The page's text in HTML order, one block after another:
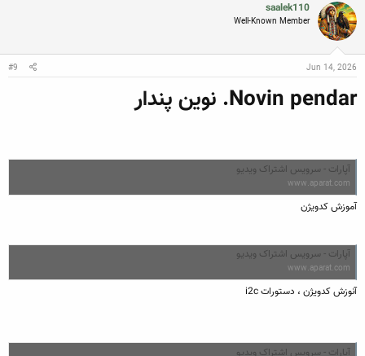
saalek110
Well-Known Member
Jun 14, 2026
#9
Novin pendar. نوین پندار
آپارات - سرویس اشتراک ویدیو
www.aparat.com
آموزش کدویژن
آپارات - سرویس اشتراک ویدیو
www.aparat.com
آنوزش کدویژن ، دستورات i2c
آپارات - سرویس اشتراک ویدیو